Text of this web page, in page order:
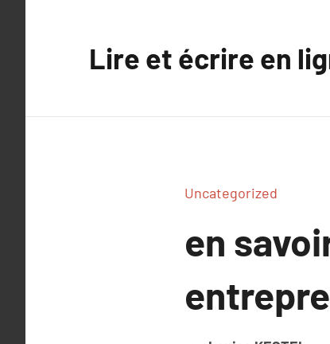
Lire et écrire en
Uncategorized
en